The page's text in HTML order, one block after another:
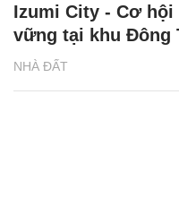
NHÀ ĐẤT
Izumi City - Cơ
vững tại khu Đông